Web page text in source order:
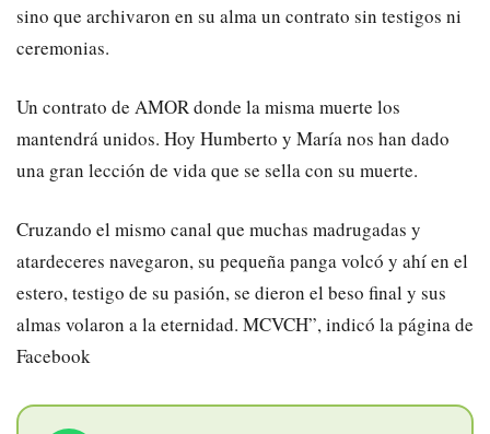
sino que archivaron en su alma un contrato sin testigos ni
ceremonias.
Un contrato de AMOR donde la misma muerte los
mantendrá unidos. Hoy Humberto y María nos han dado
una gran lección de vida que se sella con su muerte.
Cruzando el mismo canal que muchas madrugadas y
atardeceres navegaron, su pequeña panga volcó y ahí en el
estero, testigo de su pasión, se dieron el beso final y sus
almas volaron a la eternidad. MCVCH”, indicó la página de
Facebook